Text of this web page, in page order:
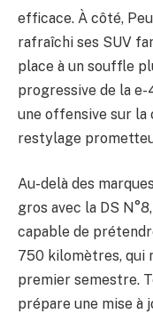
efficace. À côté,
rafraîchi ses SUV
place à un souffle
progressive de la
une offensive sur la
restylage
Au-delà des
gros avec la DS
capable de
750 kilomètres, qui
premier semestre.
prépare une mise à